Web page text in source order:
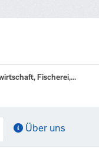
Fischerei,...
Über uns